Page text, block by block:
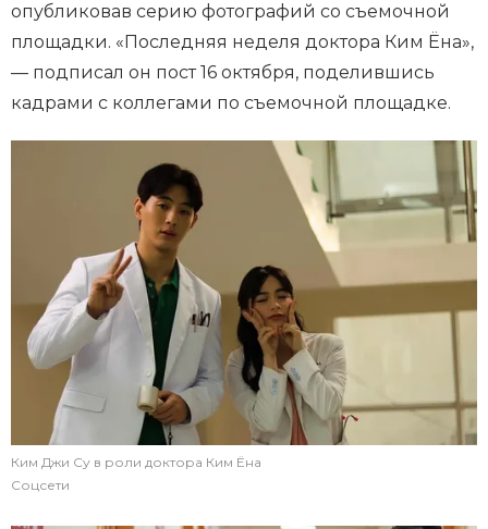
опубликовав серию фотографий со съемочной
площадки. «Последняя неделя доктора Ким Ёна»,
— подписал он пост 16 октября, поделившись
кадрами с коллегами по съемочной площадке.
Ким Джи Су в роли доктора Ким Ёна
Соцсети